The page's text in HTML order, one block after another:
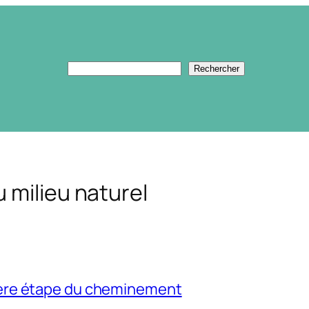
Rechercher Rechercher
milieu naturel
étape du cheminement